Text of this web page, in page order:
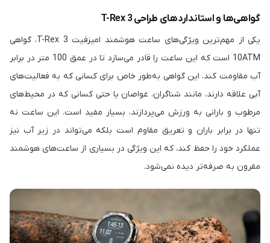
گواهی‌ها و استانداردهای طراحی T-Rex 3
یکی از مهم‌ترین ویژگی‌های ساعت هوشمند امیزفیت T-Rex 3، گواهی
10ATM است که این ساعت را قادر می‌سازد تا در عمق 100 متر در برابر
آب مقاومت کند. این گواهی به‌طور خاص برای کسانی که به فعالیت‌های
آبی علاقه دارند، مانند شناگران، غواصان یا حتی کسانی که در محیط‌های
مرطوب و بارانی به ورزش می‌پردازند، بسیار مفید است. این ساعت نه
تنها در برابر باران و تعریق مقاوم است بلکه می‌تواند در زیر آب نیز
عملکرد خود را حفظ کند، که این ویژگی در بسیاری از ساعت‌های هوشمند
مقرون به صرفه‌تر دیده نمی‌شود.